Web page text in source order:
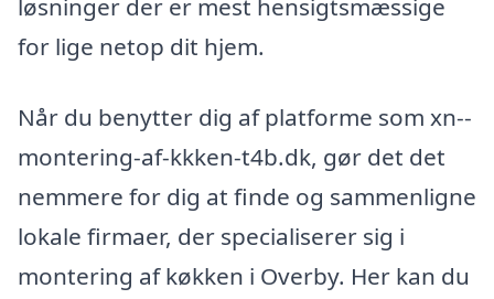
løsninger der er mest hensigtsmæssige
for lige netop dit hjem.
Når du benytter dig af platforme som xn--
montering-af-kkken-t4b.dk, gør det det
nemmere for dig at finde og sammenligne
lokale firmaer, der specialiserer sig i
montering af køkken i Overby. Her kan du